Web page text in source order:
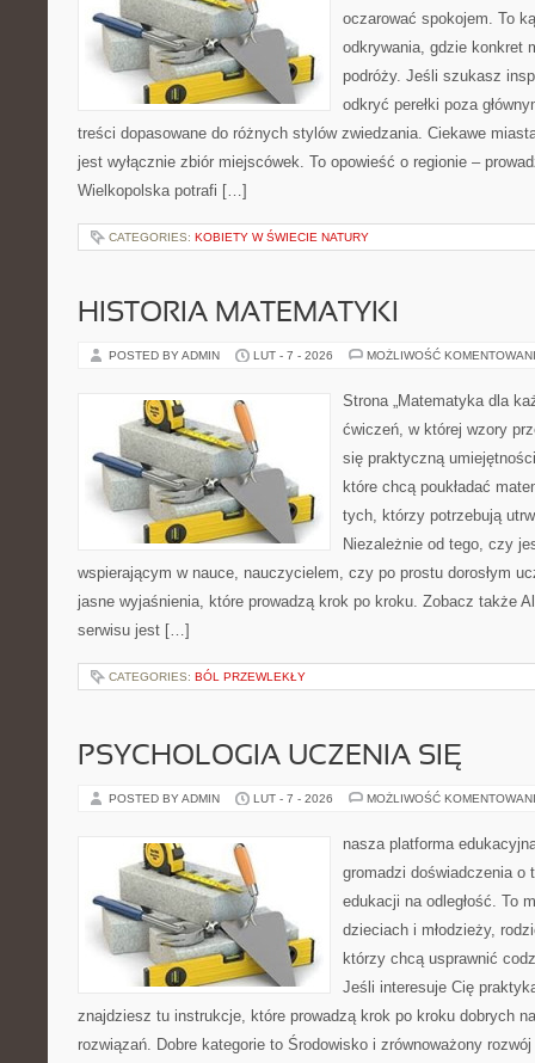
oczarować spokojem. To
odkrywania, gdzie konkret
podróży. Jeśli szukasz
odkryć perełki poza
treści dopasowane do różnych stylów zwiedzania. Ciekawe
jest wyłącznie zbiór miejscówek. To opowieść o regionie –
Wielkopolska potrafi […]
CATEGORIES: KOBIETY W ŚWIECIE NATURY
HISTORIA MATEMATYKI
POSTED BY ADMIN LUT - 7 - 2026 MOŻLIWOŚĆ
Strona „Matematyka dla
ćwiczeń, w której wzory
się praktyczną
które chcą poukładać
tych, którzy potrzebują
Niezależnie od tego, czy
wspierającym w nauce, nauczycielem, czy po prostu dorosłym
jasne wyjaśnienia, które prowadzą krok po kroku. Zobacz także
serwisu jest […]
CATEGORIES: BÓL PRZEWLEKŁY
PSYCHOLOGIA UCZENIA SIĘ
POSTED BY ADMIN LUT - 7 - 2026 MOŻLIWOŚĆ
nasza platforma
gromadzi doświadczenia
edukacji na odległość. To
dzieciach i młodzieży,
którzy chcą usprawnić
Jeśli interesuje Cię
znajdziesz tu instrukcje, które prowadzą krok po kroku dobrych
rozwiązań. Dobre kategorie to Środowisko i zrównoważony